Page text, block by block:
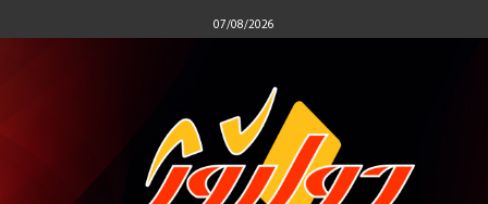
to
07/08/2026